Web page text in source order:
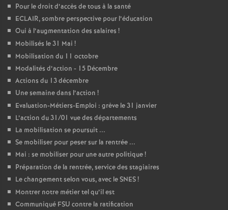
Pour le droit d’accès de tous à la santé
ECLAIR, sombre perspective pour l’éducation
Oui à l’augmentation des salaires !
Mobilisés le 31 Mai !
Mobilisation du 11 octobre
Modalités d’action - 15 Décembre
Actions du 13 décembre
Une semaine dans l’action !
Evaluation-Métiers-Emploi : grève le 31 janvier
L’action du 31/01 vue des départements
La mobilisation se poursuit ...
Se mobiliser pour peser sur la rentrée ...
Mai : se mobiliser pour une autre politique!
Préparation de la rentrée, service des stagiaires
Le changement selon vous, avec le SNES!
Montrer notre métier tel qu’il est
Communiqué FSU contre la ratification